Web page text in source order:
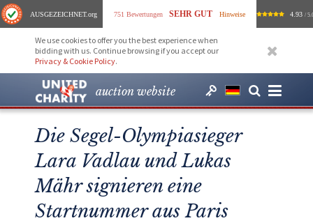
AUSGEZEICHNET.org 751 Bewertungen SEHR GUT Hinweise 4.93 /
We use cookies to offer you the best experience when
bidding with us. Continue browsing if you accept our
Privacy & Cookie Policy.
auction website
Die Segel-Olympiasieger
Lara Vadlau und Lukas
Mähr signieren eine
Startnummer aus Paris